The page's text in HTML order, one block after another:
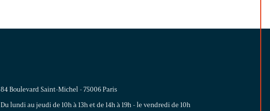
84 Boulevard Saint-Michel - 75006 Paris
Du lundi au jeudi de 10h à 13h et de 14h à 19h - le vendredi de 10h